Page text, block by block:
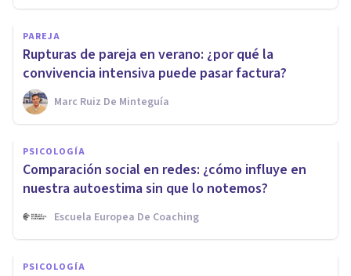
PAREJA
Rupturas de pareja en verano: ¿por qué la
convivencia intensiva puede pasar factura?
Marc Ruiz De Minteguía
PSICOLOGÍA
Comparación social en redes: ¿cómo influye en
nuestra autoestima sin que lo notemos?
Escuela Europea De Coaching
PSICOLOGÍA